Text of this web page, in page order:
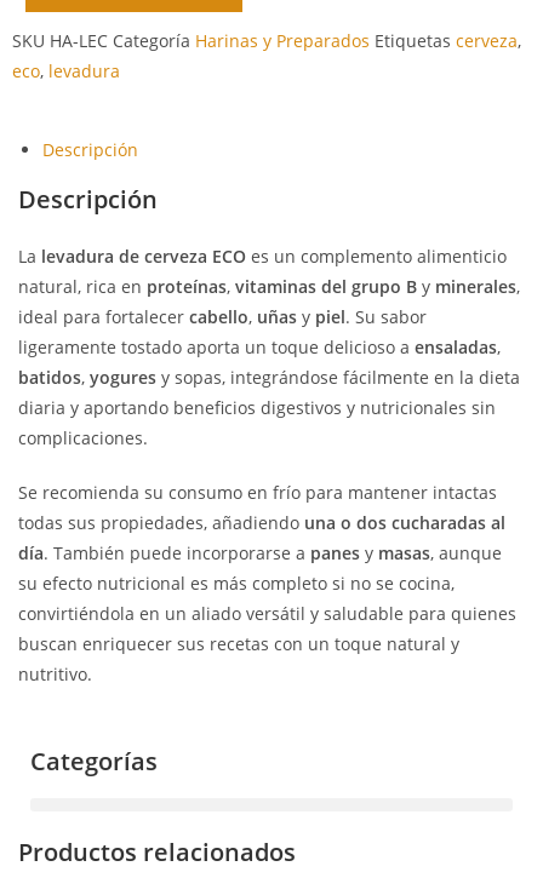
SKU HA-LEC Categoría Harinas y Preparados Etiquetas cerveza,
eco, levadura
Descripción
Descripción
La levadura de cerveza ECO es un complemento alimenticio
natural, rica en proteínas, vitaminas del grupo B y minerales,
ideal para fortalecer cabello, uñas y piel. Su sabor
ligeramente tostado aporta un toque delicioso a ensaladas,
batidos, yogures y sopas, integrándose fácilmente en la dieta
diaria y aportando beneficios digestivos y nutricionales sin
complicaciones.
Se recomienda su consumo en frío para mantener intactas
todas sus propiedades, añadiendo una o dos cucharadas al
día. También puede incorporarse a panes y masas, aunque
su efecto nutricional es más completo si no se cocina,
convirtiéndola en un aliado versátil y saludable para quienes
buscan enriquecer sus recetas con un toque natural y
nutritivo.
Categorías
Productos relacionados